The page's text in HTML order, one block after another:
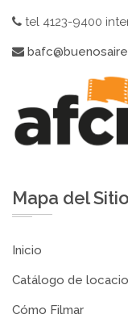
tel 4123-9400
Mapa del Sitio
Inicio
Catálogo de
Cómo Filmar